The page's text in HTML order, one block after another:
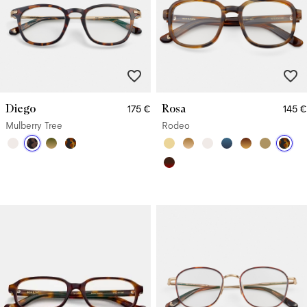
Diego
175 €
Mulberry Tree
Rosa
145 €
Rodeo